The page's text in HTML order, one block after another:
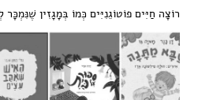
רוֹצָה חַיִּים פוֹטוֹגֵנִיִּים כְּמוֹ בְּמָגָזִין